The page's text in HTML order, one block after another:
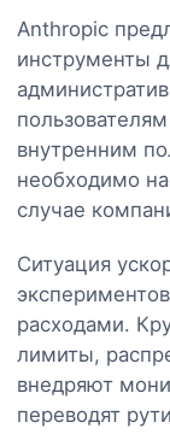
Anthropic
инструменты
внутренним
необходимо
случае
Ситуация
расходами.
лимиты,
внедряют
переводят